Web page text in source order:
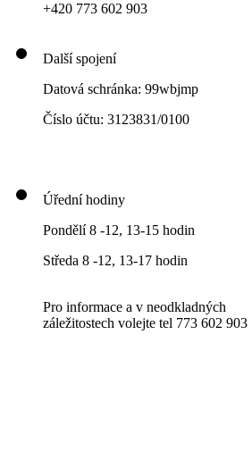
+420 773 602 903
Další spojení
Datová schránka: 99wbjmp
Číslo účtu: 3123831/0100
Úřední hodiny
Pondělí 8 -12, 13-15 hodin
Středa 8 -12, 13-17 hodin
Pro informace a v neodkladných
záležitostech volejte tel 773 602 903